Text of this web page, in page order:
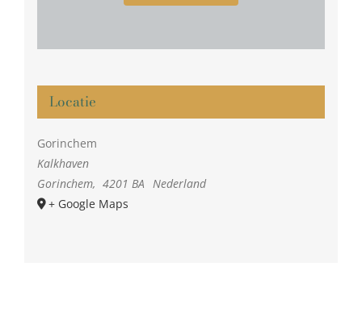
Locatie
Gorinchem
Kalkhaven
Gorinchem, 4201 BA
Nederland
+ Google Maps